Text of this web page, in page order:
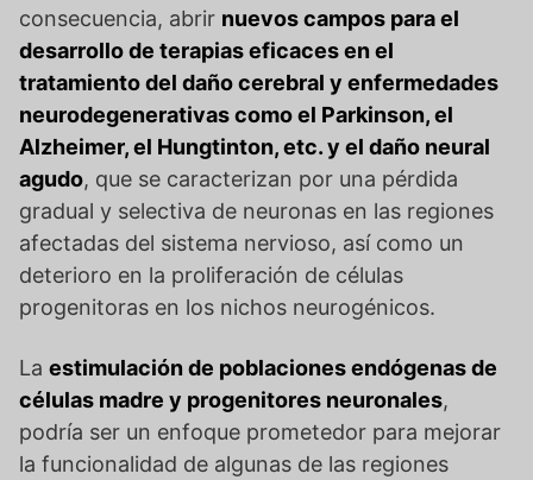
consecuencia, abrir nuevos campos para el
desarrollo de terapias eficaces en el
tratamiento del daño cerebral y enfermedades
neurodegenerativas como el Parkinson, el
Alzheimer, el Hungtinton, etc. y el daño neural
agudo, que se caracterizan por una pérdida
gradual y selectiva de neuronas en las regiones
afectadas del sistema nervioso, así como un
deterioro en la proliferación de células
progenitoras en los nichos neurogénicos.
La estimulación de poblaciones endógenas de
células madre y progenitores neuronales,
podría ser un enfoque prometedor para mejorar
la funcionalidad de algunas de las regiones